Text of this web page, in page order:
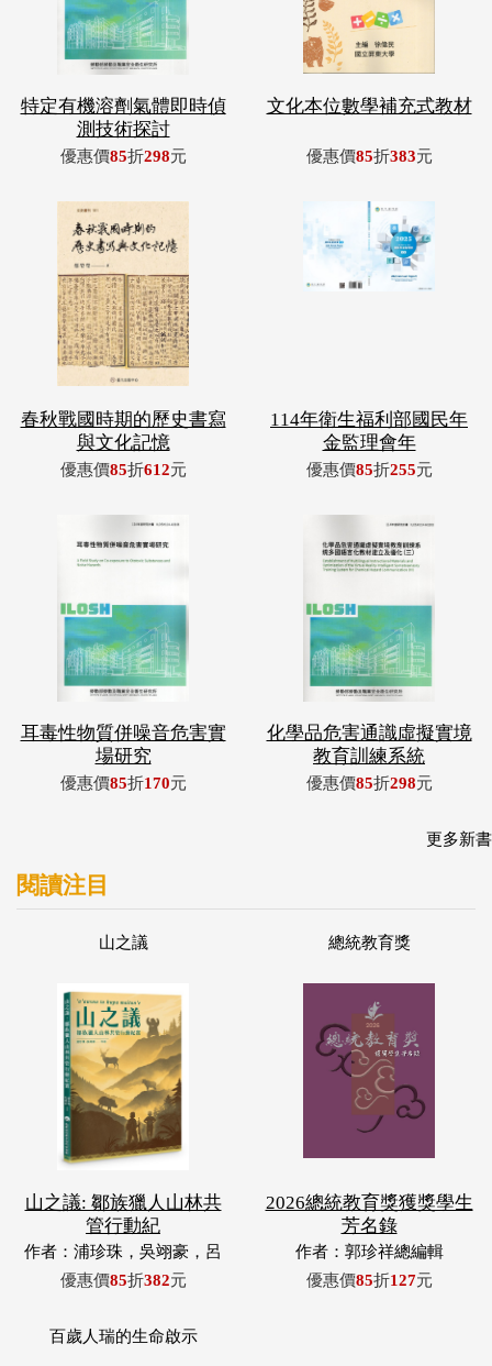
特定有機溶劑氣體即時偵
測技術探討
優惠價85折298元
文化本位數學補充式教材
優惠價85折383元
春秋戰國時期的歷史書寫
與文化記憶
優惠價85折612元
114年衛生福利部國民年
金監理會年
優惠價85折255元
耳毒性物質併噪音危害實
場研究
優惠價85折170元
化學品危害通識虛擬實境
教育訓練系統
優惠價85折298元
更多新書
閱讀注目
山之議
山之議: 鄒族獵人山林共
管行動紀
作者：浦珍珠，吳翊豪，呂
翊齊，張惠東，許玉青，王
優惠價85折382元
總統教育獎
2026總統教育獎獲獎學生
芳名錄
作者：郭珍祥總編輯
優惠價85折127元
百歲人瑞的生命啟示